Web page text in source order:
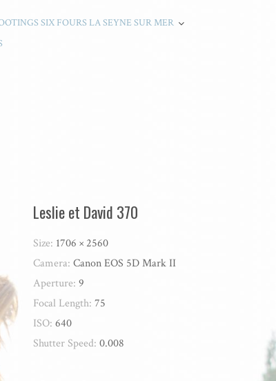
SIX FOURS LA SEYNE SUR MER
Leslie et David 370
Size: 1706 × 2560
Camera:Canon EOS 5D Mark II
Aperture:9
Focal Length:75
ISO:640
Shutter Speed:0.008